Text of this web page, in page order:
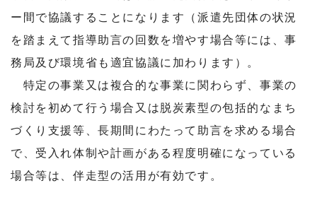
ー間で協議することになります（派遣先団体の状況
を踏まえて指導助言の回数を増やす場合等には、事
務局及び環境省も適宜協議に加わります）。
特定の事業又は複合的な事業に関わらず、事業の
検討を初めて行う場合又は脱炭素型の包括的なまち
づくり支援等、長期間にわたって助言を求める場合
で、受入れ体制や計画がある程度明確になっている
場合等は、伴走型の活用が有効です。